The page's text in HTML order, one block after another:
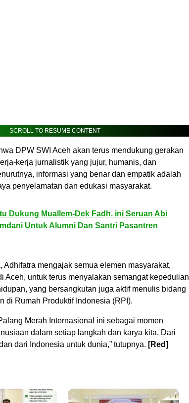
SCROLL TO RESUME CONTENT
DPW SWI Aceh akan terus mendukung gerakan
kerja jurnalistik yang jujur, humanis, dan
informasi yang benar dan empatik adalah
penyelamatan dan edukasi masyarakat.
Dukung Muallem-Dek Fadh. ini Seruan Abi
Untuk Alumni Dan Santri Pasantren
Adhifatra mengajak semua elemen masyarakat,
Aceh, untuk terus menyalakan semangat kepedulian
yang bersangkutan juga aktif menulis bidang
di Rumah Produktif Indonesia (RPI).
Merah Internasional ini sebagai momen
dalam setiap langkah dan karya kita. Dari
dari Indonesia untuk dunia,” tutupnya. [Red]